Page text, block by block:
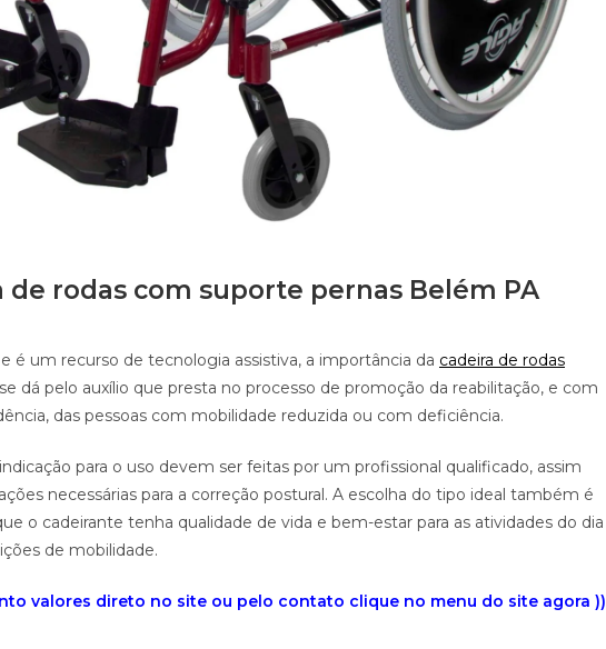
de rodas com suporte pernas Belém PA
é um recurso de tecnologia assistiva, a importância da cadeira de rodas
dá pelo auxílio que presta no processo de promoção da reabilitação, e com
das pessoas com mobilidade reduzida ou com deficiência.
para o uso devem ser feitas por um profissional qualificado, assim
necessárias para a correção postural. A escolha do tipo ideal também é
o cadeirante tenha qualidade de vida e bem-estar para as atividades do dia
de mobilidade.
valores direto no site ou pelo contato clique no menu do site agora ))